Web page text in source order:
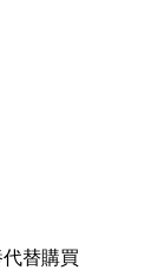
替購買